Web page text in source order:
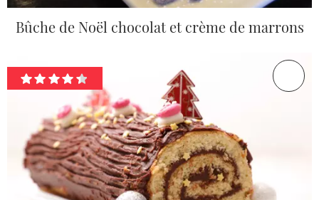
Bûche de Noël chocolat et crème de marrons